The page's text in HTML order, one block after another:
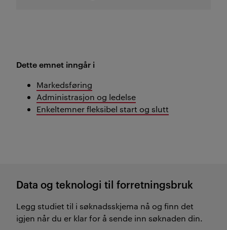
Dette emnet inngår i
Markedsføring
Administrasjon og ledelse
Enkeltemner fleksibel start og slutt
Data og teknologi til forretningsbruk
Legg studiet til i søknadsskjema nå og finn det
igjen når du er klar for å sende inn søknaden din.